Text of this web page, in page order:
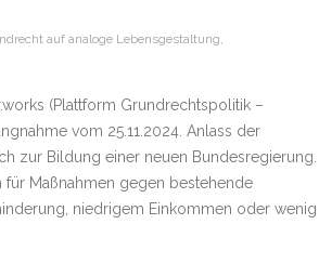
auf analoge Lebensgestaltung,
(Plattform Grundrechtspolitik –
vom 25.11.2024. Anlass der
zur Bildung einer neuen Bundesregierung.
Maßnahmen gegen bestehende
niedrigem Einkommen oder wenig